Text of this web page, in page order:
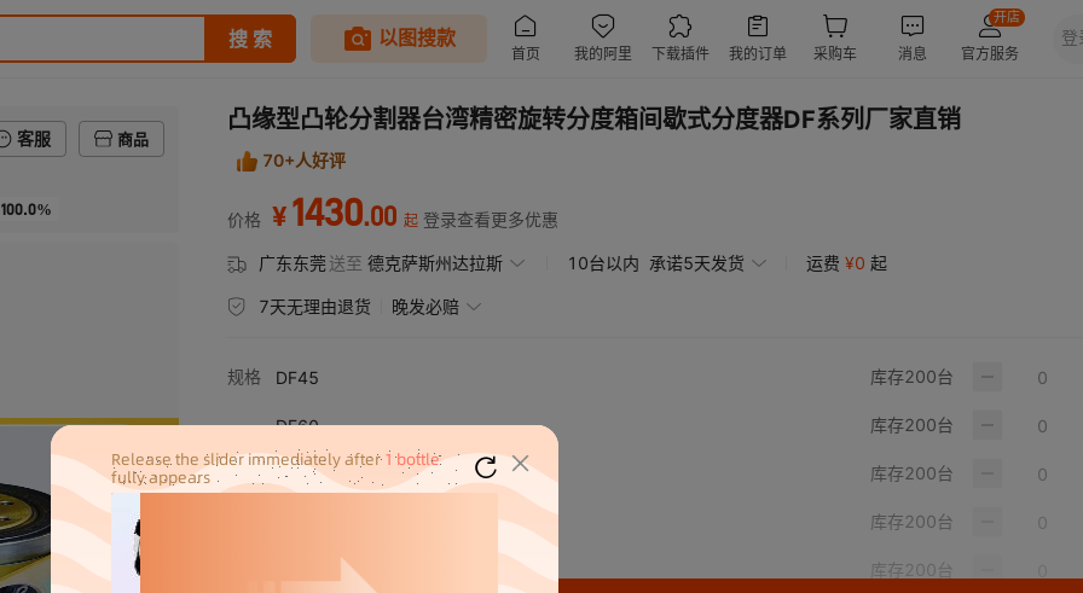
客服 商品
100.0%
凸缘型凸轮分割器台湾精密旋转分度箱间歇式分度器DF系列厂家直销
70+人好评
价格 ¥1430.00 起 登录查看更多优惠
广东东莞 送至 德克萨斯州达拉斯 10台以内 承诺5天发货 运费 ¥0 起
7天无理由退货 晚发必赔
规格 DF45 库存200台
DF60 库存200台
DF70 库存200台
库存200台
库存200台